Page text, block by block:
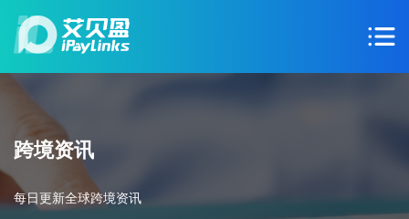
跨境资讯
每日更新全球跨境资讯